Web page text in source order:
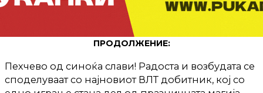
ПРОДОЛЖЕНИЕ:
Пехчево од синоќа слави! Радоста и возбудата се
споделуваат со најновиот ВЛТ добитник, кој со